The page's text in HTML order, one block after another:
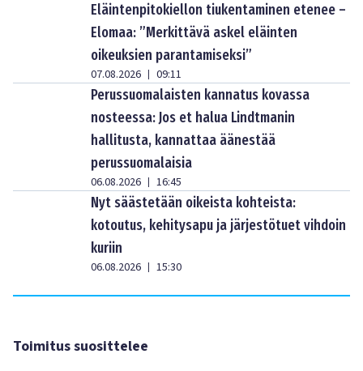
Eläintenpitokiellon tiukentaminen etenee –
Elomaa: ”Merkittävä askel eläinten
oikeuksien parantamiseksi”
07.08.2026 | 09:11
Perussuomalaisten kannatus kovassa
nosteessa: Jos et halua Lindtmanin
hallitusta, kannattaa äänestää
perussuomalaisia
06.08.2026 | 16:45
Nyt säästetään oikeista kohteista:
kotoutus, kehitysapu ja järjestötuet vihdoin
kuriin
06.08.2026 | 15:30
Toimitus suosittelee